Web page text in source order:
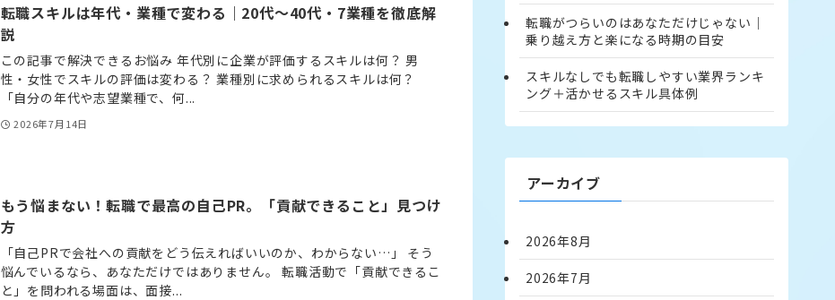
転職スキルは年代・業種で変わる｜20代〜40代・7業種を徹底解
説
この記事で解決できるお悩み 年代別に企業が評価するスキルは何？ 男
性・女性でスキルの評価は変わる？ 業種別に求められるスキルは何？
「自分の年代や志望業種で、何...
2026年7月14日
もう悩まない！転職で最高の自己PR。「貢献できること」見つけ
方
「自己PRで会社への貢献をどう伝えればいいのか、わからない…」 そう
悩んでいるなら、あなただけではありません。 転職活動で「貢献できるこ
と」を問われる場面は、面接...
転職がつらいのはあなただけじゃない｜
乗り越え方と楽になる時期の目安
スキルなしでも転職しやすい業界ランキ
ング＋活かせるスキル具体例
アーカイブ
2026年8月
2026年7月